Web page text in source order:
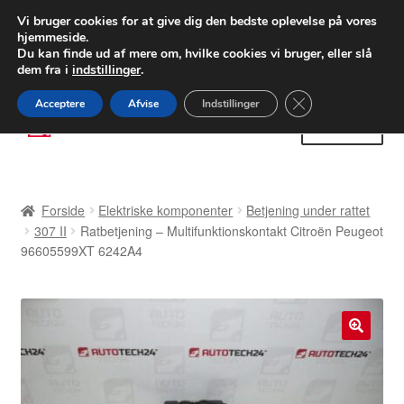
LEVERING fra 55 kr.
FEDEX verdensomspændende forsendelse
80 82 72 02
Spring
til
Spring
til
Betalinger
Forside Elektriske komponenter
Betjening under rattet
307 II
Ratbetjening – Multifunktionskontakt Citroën Peugeot
96605599XT 6242A4
🔍
Vi bruger cookies for at give dig den bedste oplevelse på vores
hjemmeside.
Du kan finde ud af mere om, hvilke cookies vi bruger, eller slå
dem fra i indstillinger.
Acceptere Afvise Indstillinger Close GDPR